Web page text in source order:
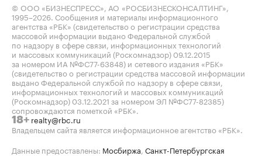
© ООО «БИЗНЕСПРЕСС», АО «РОСБИЗНЕСКОНСАЛТИНГ»,
1995–2026 . Сообщения и материалы информационного
агентства «РБК» (свидетельство о регистрации средства
массовой информации выдано Федеральной службой
по надзору в сфере связи, информационных технологий
и массовых коммуникаций (Роскомнадзор) 09.12.2015
за номером ИА №ФС77-63848) и сетевого издания «РБК»
(свидетельство о регистрации средства массовой информации
выдано Федеральной службой по надзору в сфере связи,
информационных технологий и массовых коммуникаций
(Роскомнадзор) 03.12.2021 за номером ЭЛ №ФС77-82385)
сопровождаются пометкой «РБК».
18+ realty@rbc.ru
Владельцем сайта является информационное агентство «РБК».
Данные предоставлены: Мосбиржа Санкт-Петербургская